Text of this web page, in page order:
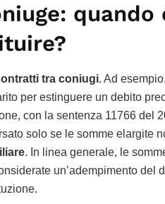
quando
tra coniugi. Ad
per estinguere un debito
con la sentenza 11766 del
solo se le somme elargite
. In linea generale, le
un’adempimento del